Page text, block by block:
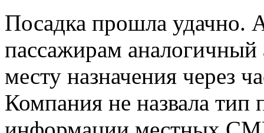
Посадка прошла удачно.
пассажирам аналогичный
месту назначения через
Компания не назвала тип